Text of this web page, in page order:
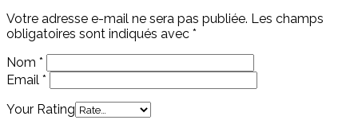
Votre adresse e-mail ne sera pas publiée. Les champs
obligatoires sont indiqués avec *
Nom *
Email *
Your Rating